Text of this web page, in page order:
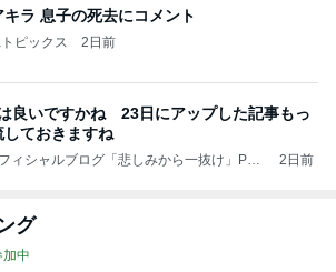
キラ 息子の死去にコメント
ピックス 2日前
良いですかね 23日にアップした記事もっ
しておきますね
ィシャルブログ「悲しみから一抜け」Pow
2日前
グ
中